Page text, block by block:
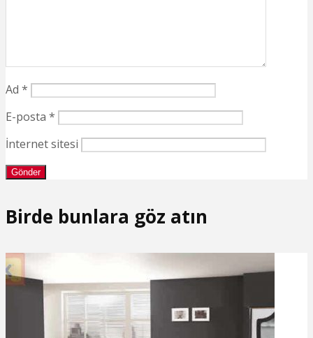
Ad *
E-posta *
İnternet sitesi
Birde bunlara göz atın